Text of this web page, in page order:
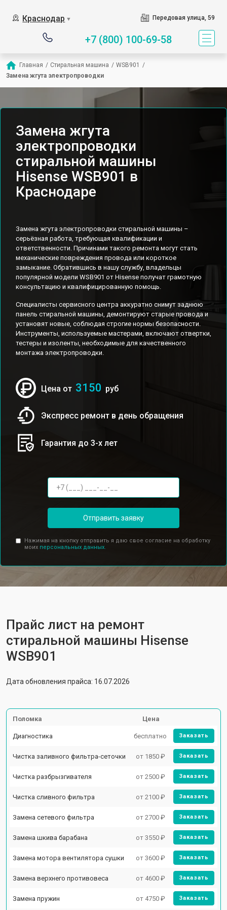
Краснодар ▼ Передовая улица, 59
+7 (800) 100-69-58
Главная / Стиральная машина / WSB901
/
Замена жгута электропроводки
Замена жгута
электропроводки
стиральной машины
Hisense WSB901 в
Краснодаре
Замена жгута электропроводки стиральной машины –
серьёзная работа, требующая квалификации и
ответственности. Причинами такого ремонта могут стать
механические повреждения провода или короткое
замыкание. Обратившись в нашу службу, владельцы
популярной модели WSB901 от Hisense получат грамотную
консультацию и квалифицированную помощь.
Специалисты сервисного центра аккуратно снимут заднюю
панель стиральной машины, демонтируют старые провода и
установят новые, соблюдая строгие нормы безопасности.
Инструменты, используемые мастерами, включают отвертки,
тестеры и изоленты, необходимые для качественного
монтажа электропроводки.
Цена от 3150 руб
Экспресс ремонт в день обращения
Гарантия до 3-х лет
Отправить заявку
Нажимая на кнопку отправить я даю свое согласие на обработку
моих персональных данных.
Прайс лист на ремонт
стиральной машины Hisense
WSB901
Дата обновления прайса: 16.07.2026
Поломка Цена
Диагностика бесплатно Заказать
Чистка заливного фильтра-сеточки от 1850 ₽ Заказать
Чистка разбрызгивателя от 2500 ₽ Заказать
Чистка сливного фильтра от 2100 ₽ Заказать
Замена сетевого фильтра от 2700 ₽ Заказать
Замена шкива барабана от 3550 ₽ Заказать
Замена мотора вентилятора сушки от 3600 ₽ Заказать
Замена верхнего противовеса от 4600 ₽ Заказать
Замена пружин от 4750 ₽ Заказать